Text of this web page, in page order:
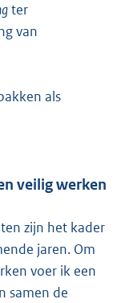
ter
van
als
veilig werken
zijn het kader
jaren. Om
voer ik een
samen de